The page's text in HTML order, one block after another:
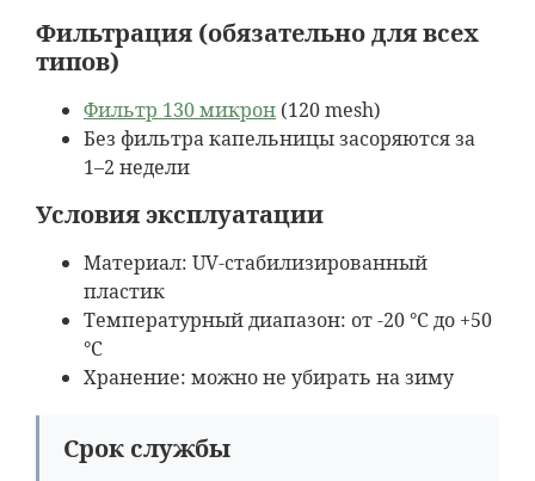
Фильтрация (обязательно для всех
типов)
Фильтр 130 микрон (120 mesh)
Без фильтра капельницы засоряются за
1–2 недели
Условия эксплуатации
Материал: UV-стабилизированный
пластик
Температурный диапазон: от -20 °C до +50
°C
Хранение: можно не убирать на зиму
Срок службы